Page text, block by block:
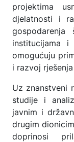
projektima
djelatnosti i
gospodarenja
institucijama i
omogućuju
i razvoj
Uz znanstveni
studije i
javnim i
drugim
doprinosi